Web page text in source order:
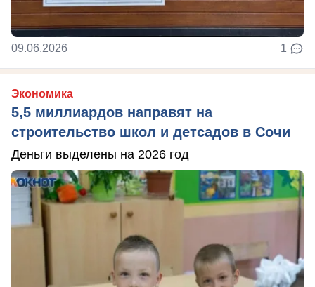
09.06.2026 1
Экономика
5,5 миллиардов направят на
строительство школ и детсадов в Сочи
Деньги выделены на 2026 год